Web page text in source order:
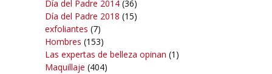
Día del Padre 2014 (36)
Día del Padre 2018 (15)
exfoliantes (7)
Hombres (153)
Las expertas de belleza opinan (1)
Maquillaje (404)